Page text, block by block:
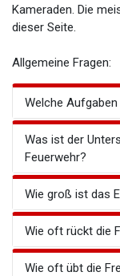
Kameraden. Die
dieser Seite.
Allgemeine Fragen:
Welche
Was ist der
Feuerwehr?
Wie groß ist das
Wie oft rückt die
Wie oft übt die